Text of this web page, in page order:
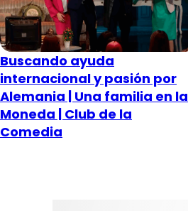
Buscando ayuda
internacional y pasión por
Alemania | Una familia en la
Moneda | Club de la
Comedia